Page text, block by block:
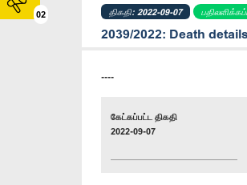
02 திகதி: 2022-09-07
2039/2022: Death
----
கேட்கப்பட்ட திகதி
2022-09-07